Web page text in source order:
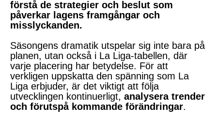
förstå de strategier och beslut som
påverkar lagens framgångar och
misslyckanden.
Säsongens dramatik utspelar sig inte bara på
planen, utan också i La Liga-tabellen, där
varje placering har betydelse. För att
verkligen uppskatta den spänning som La
Liga erbjuder, är det viktigt att följa
utvecklingen kontinuerligt, analysera trender
och förutspå kommande förändringar.